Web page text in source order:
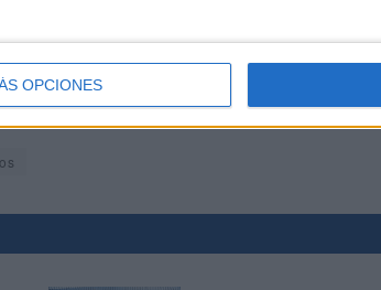
OPCIONES
el traslado en helicóptero sanitario a la
para su recuperación.